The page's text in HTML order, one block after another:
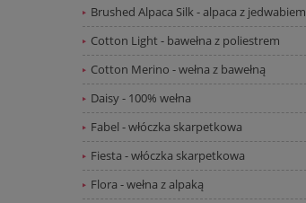
Brushed Alpaca Silk - alpaca z jedwabiem
Cotton Light - bawełna z poliestrem
Cotton Merino - wełna z bawełną
Daisy - 100% wełna
Fabel - włóczka skarpetkowa
Fiesta - włóczka skarpetkowa
Flora - wełna z alpaką